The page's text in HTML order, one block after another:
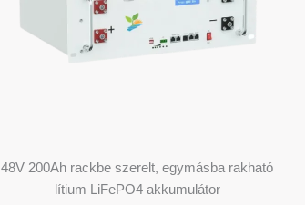
48V 200Ah rackbe szerelt, egymásba rakható
lítium LiFePO4 akkumulátor